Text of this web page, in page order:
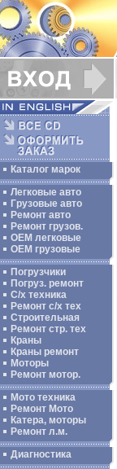
Каталог марок
Легковые авто
Грузовые авто
Ремонт авто
Ремонт грузов.
ОЕМ легковые
OEM грузовые
Погрузчики
Погруз. ремонт
С/х техника
Ремонт с/х тех
Строительная
Ремонт стр. тех
Краны
Краны ремонт
Моторы
Ремонт мотор.
Мото техника
Ремонт Мото
Катера, моторы
Ремонт л.м.
Диагностика